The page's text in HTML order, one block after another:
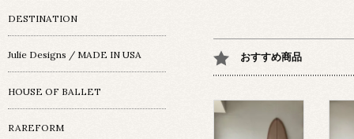
おすすめ商品
DESTINATION
Julie Designs / MADE IN USA
HOUSE OF BALLET
RAREFORM